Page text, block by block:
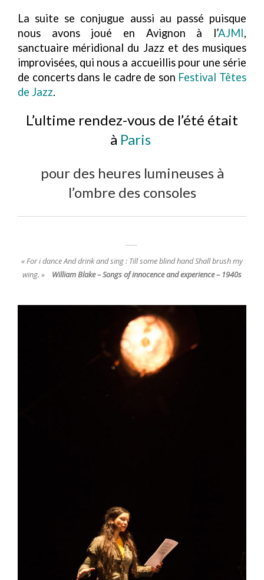
La suite se conjugue aussi au passé puisque
nous avons joué en Avignon à l’AJMI,
sanctuaire méridional du Jazz et des musiques
improvisées, qui nous a accueillis pour une série
de concerts dans le cadre de son Festival Têtes
de Jazz.
L’ultime rendez-vous de l’été était
à Paris
pour des heures lumineuses à
l’ombre des consoles
« For i dance And drink and sing : Till some blind hand Shall brush my
wing. » William Blake – Songs of innocence and experience – 1940s